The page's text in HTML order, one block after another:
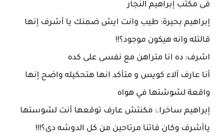
فى مكتب إبراهيم النجار
إبراهيم بحيرة: طيب وانت ايش ضمنك يا أشرف إنها
قالتله وانه هيكون موجود؟!!
اشرف: ده انا متراهن مع نفسى على كده
أنا عارف آلاء كويس و متأكد انها هتحكيله واضح إنها
واقعة لشوشتها في هواه
إبراهيم ساخرا.: مكنتش عارف توقعها أنت لشوستها
ياأشرف وكان فاتنا مرتاحين من كل الدوشه دى؟!!!